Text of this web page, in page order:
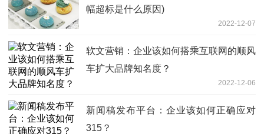
幅超标是什么原因)
2022-12-07
软文营销：企业该如何搭乘互联网的顺风
车扩大品牌知名度？
2022-12-06
新闻稿发布平台：企业该如何正确应对
315？